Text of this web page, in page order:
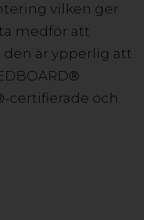
vilken ger
medför att
är ypperlig att
certifierade och
bra för
till ex.